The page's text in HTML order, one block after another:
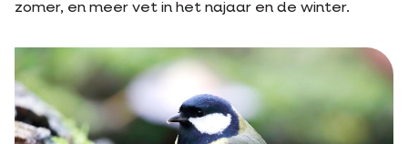
zomer, en meer vet in het najaar en de winter.